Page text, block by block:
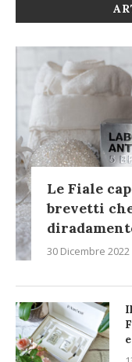
Le Fiale
brevetti
30 Dicembre 2022